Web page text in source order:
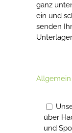
ganz
ein und
senden
Allgemein
über
und